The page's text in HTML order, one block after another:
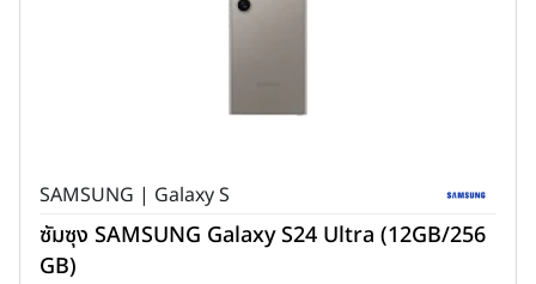
SAMSUNG | Galaxy S
ซัมซุง SAMSUNG Galaxy S24 Ultra (12GB/256
GB)